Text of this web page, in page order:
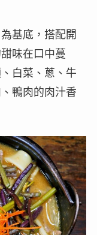
基底，搭配開
味在口中蔓
白菜、蔥、牛
鴨肉的肉汁香